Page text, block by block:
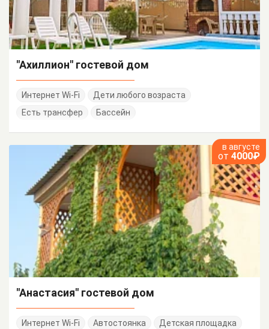
"Ахиллион" гостевой дом
Интернет Wi-Fi
Дети любого возраста
Есть трансфер
Бассейн
в августе
от 4000₽
"Анастасия" гостевой дом
Интернет Wi-Fi Автостоянка
Детская площадка